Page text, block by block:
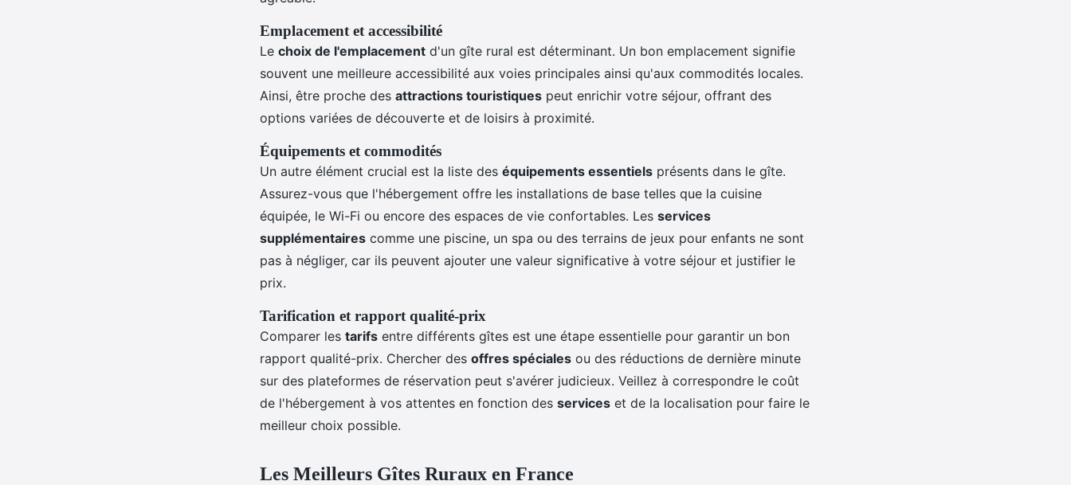
Emplacement et accessibilité
Le choix de l'emplacement d'un gîte rural est déterminant. Un bon emplacement signifie
souvent une meilleure accessibilité aux voies principales ainsi qu'aux commodités locales.
Ainsi, être proche des attractions touristiques peut enrichir votre séjour, offrant des
options variées de découverte et de loisirs à proximité.
Équipements et commodités
Un autre élément crucial est la liste des équipements essentiels présents dans le gîte.
Assurez-vous que l'hébergement offre les installations de base telles que la cuisine
équipée, le Wi-Fi ou encore des espaces de vie confortables. Les services
supplémentaires comme une piscine, un spa ou des terrains de jeux pour enfants ne sont
pas à négliger, car ils peuvent ajouter une valeur significative à votre séjour et justifier le
prix.
Tarification et rapport qualité-prix
Comparer les tarifs entre différents gîtes est une étape essentielle pour garantir un bon
rapport qualité-prix. Chercher des offres spéciales ou des réductions de dernière minute
sur des plateformes de réservation peut s'avérer judicieux. Veillez à correspondre le coût
de l'hébergement à vos attentes en fonction des services et de la localisation pour faire le
meilleur choix possible.
Les Meilleurs Gîtes Ruraux en France